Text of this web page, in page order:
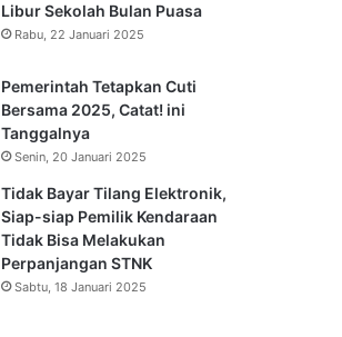
Libur Sekolah Bulan Puasa
Rabu, 22 Januari 2025
Pemerintah Tetapkan Cuti
Bersama 2025, Catat! ini
Tanggalnya
Senin, 20 Januari 2025
Tidak Bayar Tilang Elektronik,
Siap-siap Pemilik Kendaraan
Tidak Bisa Melakukan
Perpanjangan STNK
Sabtu, 18 Januari 2025